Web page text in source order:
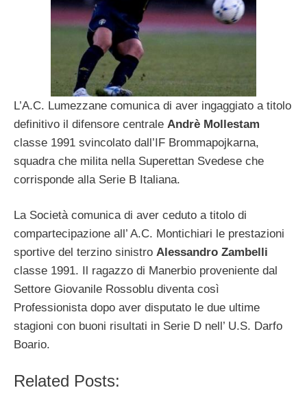
L’A.C. Lumezzane comunica di aver ingaggiato a titolo
definitivo il difensore centrale Andrè Mollestam
classe 1991 svincolato dall’IF Brommapojkarna,
squadra che milita nella Superettan Svedese che
corrisponde alla Serie B Italiana.
La Società comunica di aver ceduto a titolo di
compartecipazione all’ A.C. Montichiari le prestazioni
sportive del terzino sinistro Alessandro Zambelli
classe 1991. Il ragazzo di Manerbio proveniente dal
Settore Giovanile Rossoblu diventa così
Professionista dopo aver disputato le due ultime
stagioni con buoni risultati in Serie D nell’ U.S. Darfo
Boario.
Related Posts: